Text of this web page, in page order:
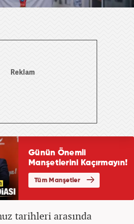
tarihleri arasında